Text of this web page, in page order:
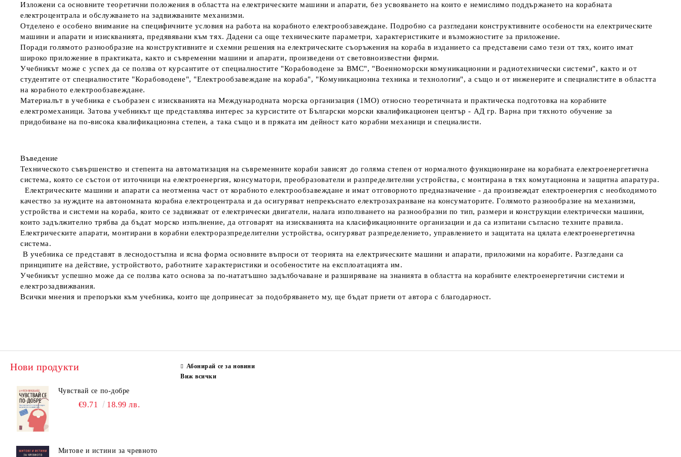
Изложени са основните теоретични положения в областта на електрическите машини и апарати, без усвояването на които е немислимо поддържането на корабната
електроцентрала и обслужването на задвижваните механизми.
Отделено е особено внимание наспецифичните условия на работа на корабното електрообзавеждане. Подробно са разгледани конструктивните особености на електрическите
машини и апарати и изискванията, предявявани към тях. Дадени са ощетехническите параметри, характеристиките и възможностите за приложение.
Поради голямото разнообразие на конструктивните и схемни решения на електрическите съоръжения на кораба в изданието са представени само тези от тях, които имат
широко приложение в практиката, както и съвременни машини и апарати, произведени от световноизвестни фирми.
Учебникът може с успех да се ползва от курсантите от специалностите "Корабоводене за ВМС", "Военноморски комуникационни и радиотехнически системи", както и от
студентите от специалностите "Корабоводене", "Електрообзавеждане на кораба", "Комуникационна техника и технологии", а също и от инженерите и специалистите в областта
на корабното електрообзавеждане.
Материалът в учебника е съобразен с изискванията на Международната морска организация (1МО) относно теоретичната и практическа подготовка на корабните
електромеханици. Затова учебникът ще представлява интерес за курсистите от Български морски квалификационен център - АД гр. Варна при тяхното обучение за
придобиване на по-висока квалификационна степен, а така също и в пряката им дейност като корабни механици и специалисти.
Въведение
Техническото съвършенство и степента на автоматизация на съвременните кораби зависят до голяма степен от нормалното функциониране на корабната електроенергетична
система, която се състои от източници на електроенергия, консуматори, преобразователи и разпределителни устройства, с монтирана в тях комутационна и защитна апаратура.
Електрическите машини и апарати са неотменна част от корабното електрообзавеждане и имат отговорното предназначение - да произвеждат електроенергия с необходимото
качество за нуждите на автономната корабна електроцентрала и да осигуряват непрекъснато електрозахранване на консуматорите. Голямото разнообразие на механизми,
устройства и системи на кораба, които се задвижват от електрически двигатели, налага използването на разнообразни по тип, размери и конструкции електрически машини,
които задължително трябва да бъдат морско изпълнение, да отговарят на изискванията на класификационните организации и да са изпитани съгласно техните правила.
Електрическите апарати, монтирани в корабни електроразпределителни устройства, осигуряват разпределението, управлението и защитата на цялата електроенергетична
система.
В учебника се представят в леснодостъпна и ясна форма основните въпроси от теорията на електрическите машини и апарати, приложими на корабите. Разгледани са
принципите на действие, устройството, работните характеристики и особеностите на експлоатацията им.
Учебникът успешно може да се ползва като основа за по-нататъшно задълбочаване и разширяване на знанията в областта на корабните електроенергетични системи и
електрозадвижвания.
Всички мнения и препоръки към учебника, които ще допринесат за подобряването му, ще бъдат приети от автора с благодарност.
Нови продукти
Чувствай се по-добре
€9.71 18.99 лв.
Митове и истини за чревното
Абонирай се за новини
Виж всички